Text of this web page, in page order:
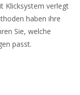
Klicksystem verlegt
haben ihre
Sie, welche
passt.